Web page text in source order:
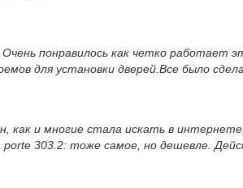
Очень понравилось как четко
для установки дверей.Все было
как и многие стала искать в
303.2: тоже самое, но дешевле.